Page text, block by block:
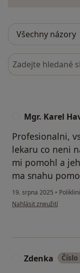
Hledejte v názorech
Mgr. Karel
Profesionalni,
lekaru co neni
mi pomohl a
ma snahu
19. srpna 2025 •
podle názoru uživatele
Nahlásit zneužití
Zdenka